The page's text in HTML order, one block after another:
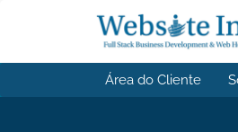
Área do Cliente